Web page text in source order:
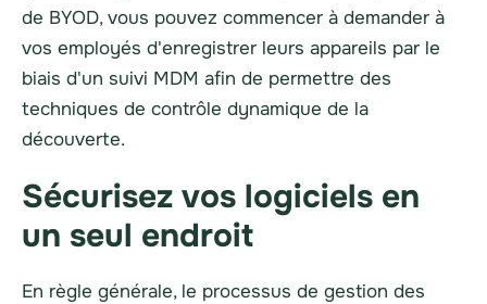
de BYOD, vous pouvez commencer à demander à
vos employés d'enregistrer leurs appareils par le
biais d'un suivi MDM afin de permettre des
techniques de contrôle dynamique de la
découverte.
Sécurisez vos logiciels en
un seul endroit
En règle générale, le processus de gestion des